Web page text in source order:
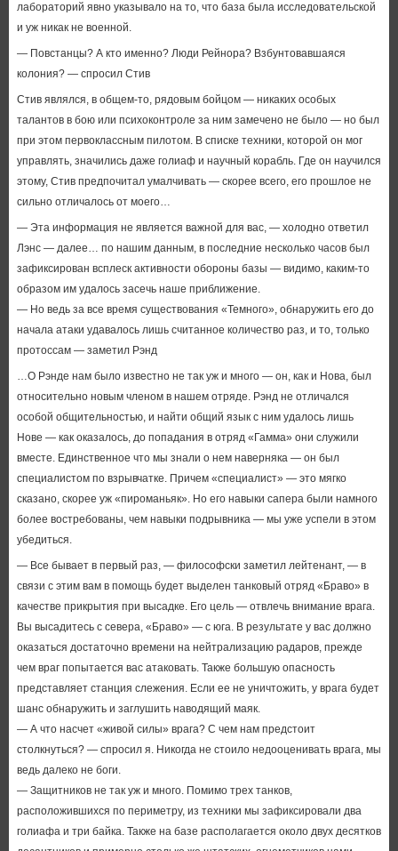
лабораторий явно указывало на то, что база была исследовательской
и уж никак не военной.
— Повстанцы? А кто именно? Люди Рейнора? Взбунтовавшаяся
колония? — спросил Стив
Стив являлся, в общем-то, рядовым бойцом — никаких особых
талантов в бою или психоконтроле за ним замечено не было — но был
при этом первоклассным пилотом. В списке техники, которой он мог
управлять, значились даже голиаф и научный корабль. Где он научился
этому, Стив предпочитал умалчивать — скорее всего, его прошлое не
сильно отличалось от моего…
— Эта информация не является важной для вас, — холодно ответил
Лэнс — далее… по нашим данным, в последние несколько часов был
зафиксирован всплеск активности обороны базы — видимо, каким-то
образом им удалось засечь наше приближение.
— Но ведь за все время существования «Темного», обнаружить его до
начала атаки удавалось лишь считанное количество раз, и то, только
протоссам — заметил Рэнд
…О Рэнде нам было известно не так уж и много — он, как и Нова, был
относительно новым членом в нашем отряде. Рэнд не отличался
особой общительностью, и найти общий язык с ним удалось лишь
Нове — как оказалось, до попадания в отряд «Гамма» они служили
вместе. Единственное что мы знали о нем наверняка — он был
специалистом по взрывчатке. Причем «специалист» — это мягко
сказано, скорее уж «пироманьяк». Но его навыки сапера были намного
более востребованы, чем навыки подрывника — мы уже успели в этом
убедиться.
— Все бывает в первый раз, — философски заметил лейтенант, — в
связи с этим вам в помощь будет выделен танковый отряд «Браво» в
качестве прикрытия при высадке. Его цель — отвлечь внимание врага.
Вы высадитесь с севера, «Браво» — с юга. В результате у вас должно
оказаться достаточно времени на нейтрализацию радаров, прежде
чем враг попытается вас атаковать. Также большую опасность
представляет станция слежения. Если ее не уничтожить, у врага будет
шанс обнаружить и заглушить наводящий маяк.
— А что насчет «живой силы» врага? С чем нам предстоит
столкнуться? — спросил я. Никогда не стоило недооценивать врага, мы
ведь далеко не боги.
— Защитников не так уж и много. Помимо трех танков,
расположившихся по периметру, из техники мы зафиксировали два
голиафа и три байка. Также на базе располагается около двух десятков